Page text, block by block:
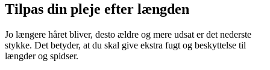
Tilpas din pleje efter længden
Jo længere håret bliver, desto ældre og mere udsat er det nederste
stykke. Det betyder, at du skal give ekstra fugt og beskyttelse til
længder og spidser.